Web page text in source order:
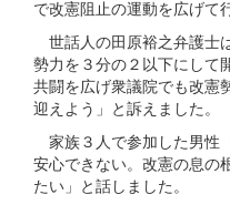
で改憲阻止の運動を広げて
世話人の田原裕之弁護士
勢力を３分の２以下にして
共闘を広げ衆議院でも改憲
迎えよう」と訴えました。
家族３人で参加した男性
安心できない。改憲の息の
たい」と話しました。